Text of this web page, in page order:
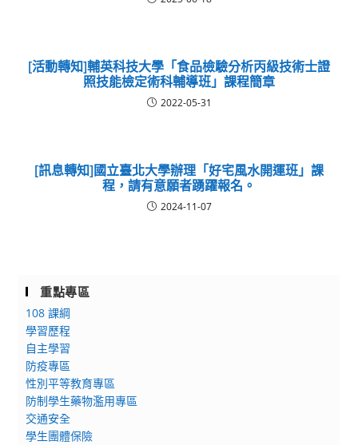
[活動轉知]輔英科技大學「食品檢驗分析丙級技術士證
照技能檢定術科輔導班」課程簡章
2022-05-31
[訊息轉知]國立臺北大學辦理「好宅風水開運班」課
程，請有意願者踴躍報名。
2024-11-07
重點專區
108 課綱
學習歷程
自主學習
防疫專區
性別平等教育專區
防制學生藥物濫用專區
交通安全
學生團體保險